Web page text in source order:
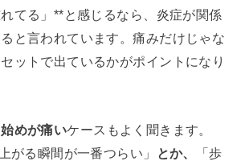
てる」**と感じるなら、炎症が関係
と言われています。痛みだけじゃな
ットで出ているかがポイントになり
めが痛いケースもよく聞きます。
がる瞬間が一番つらい」
とか、
「歩